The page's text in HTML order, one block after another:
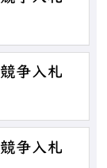
争入札
争入札